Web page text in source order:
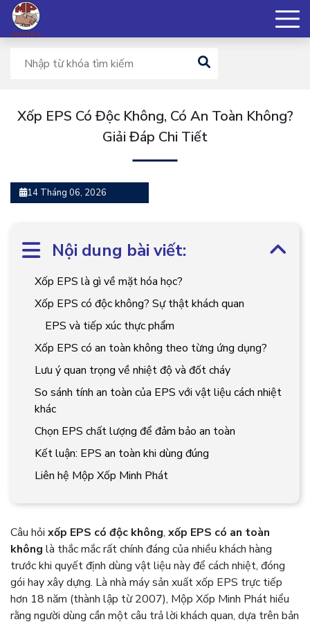
Xốp EPS Có Độc Không, Có An Toàn Không?
Giải Đáp Chi Tiết
14 Tháng 06, 2026
Nội dung bài viết:
Xốp EPS là gì về mặt hóa học?
Xốp EPS có độc không? Sự thật khách quan
EPS và tiếp xúc thực phẩm
Xốp EPS có an toàn không theo từng ứng dụng?
Lưu ý quan trọng về nhiệt độ và đốt cháy
So sánh tính an toàn của EPS với vật liệu cách nhiệt
khác
Chọn EPS chất lượng để đảm bảo an toàn
Kết luận: EPS an toàn khi dùng đúng
Liên hệ Mộp Xốp Minh Phát
Câu hỏi xốp EPS có độc không, xốp EPS có an toàn
không là thắc mắc rất chính đáng của nhiều khách hàng
trước khi quyết định dùng vật liệu này để cách nhiệt, đóng
gói hay xây dựng. Là nhà máy sản xuất xốp EPS trực tiếp
hơn 18 năm (thành lập từ 2007), Mộp Xốp Minh Phát hiểu
rằng người dùng cần một câu trả lời khách quan, dựa trên bản